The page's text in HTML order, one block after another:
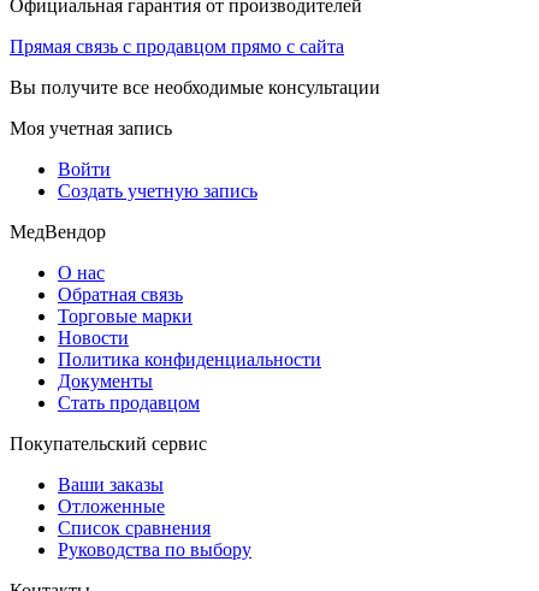
Официальная гарантия от производителей
Прямая связь с продавцом прямо с сайта
Вы получите все необходимые консультации
Моя учетная запись
Войти
Создать учетную запись
МедВендор
О нас
Обратная связь
Торговые марки
Новости
Политика конфиденциальности
Документы
Стать продавцом
Покупательский сервис
Ваши заказы
Отложенные
Список сравнения
Руководства по выбору